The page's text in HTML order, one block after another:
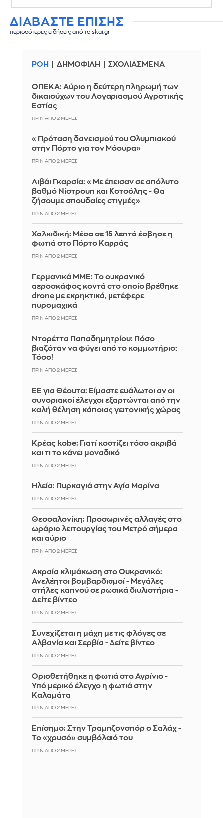
ΔΙΑΒΑΣΤΕ ΕΠΙΣΗΣ
περισσότερες ειδήσεις από το skai.gr
ΡΟΗ ΔΗΜΟΦΙΛΗ ΣΧΟΛΙΑΣΜΕΝΑ
ΟΠΕΚΑ: Αύριο η δεύτερη πληρωμή των
δικαιούχων του Λογαριασμού Αγροτικής
Εστίας
ΠΡΙΝ ΑΠΌ 2 ΜΈΡΕΣ
«Πρόταση δανεισμού του Ολυμπιακού
στην Πόρτο για τον Μόουρα»
ΠΡΙΝ ΑΠΌ 2 ΜΈΡΕΣ
Λιβάι Γκαρσία: «Με έπεισαν σε απόλυτο
βαθμό Νίστρουπ και Κοτσόλης - Θα
ζήσουμε σπουδαίες στιγμές»
ΠΡΙΝ ΑΠΌ 2 ΜΈΡΕΣ
Χαλκιδική: Μέσα σε 15 λεπτά έσβησε η
φωτιά στο Πόρτο Καρράς
ΠΡΙΝ ΑΠΌ 2 ΜΈΡΕΣ
Γερμανικά ΜΜΕ: Το ουκρανικό
αεροσκάφος κοντά στο οποίο βρέθηκε
drone με εκρηκτικά, μετέφερε
πυρομαχικά
ΠΡΙΝ ΑΠΌ 2 ΜΈΡΕΣ
Ντορέττα Παπαδημητρίου: Πόσο
βιαζόταν να φύγει από το κομμωτήριο;
Τόσο!
ΠΡΙΝ ΑΠΌ 2 ΜΈΡΕΣ
ΕΕ για Θέουτα: Είμαστε ευάλωτοι αν οι
συνοριακοί έλεγχοι εξαρτώνται από την
καλή θέληση κάποιας γειτονικής χώρας
ΠΡΙΝ ΑΠΌ 2 ΜΈΡΕΣ
Κρέας kobe: Γιατί κοστίζει τόσο ακριβά
και τι το κάνει μοναδικό
ΠΡΙΝ ΑΠΌ 2 ΜΈΡΕΣ
Ηλεία: Πυρκαγιά στην Αγία Μαρίνα
ΠΡΙΝ ΑΠΌ 2 ΜΈΡΕΣ
Θεσσαλονίκη: Προσωρινές αλλαγές στο
ωράριο λειτουργίας του Μετρό σήμερα
και αύριο
ΠΡΙΝ ΑΠΌ 2 ΜΈΡΕΣ
Ακραία κλιμάκωση στο Ουκρανικό:
Ανελέητοι βομβαρδισμοί - Μεγάλες
στήλες καπνού σε ρωσικά διυλιστήρια -
Δείτε βίντεο
ΠΡΙΝ ΑΠΌ 2 ΜΈΡΕΣ
Συνεχίζεται η μάχη με τις φλόγες σε
Αλβανία και Σερβία - Δείτε βίντεο
ΠΡΙΝ ΑΠΌ 2 ΜΈΡΕΣ
Οριοθετήθηκε η φωτιά στο Αγρίνιο -
Υπό μερικό έλεγχο η φωτιά στην
Καλαμάτα
ΠΡΙΝ ΑΠΌ 2 ΜΈΡΕΣ
Επίσημο: Στην Τραμπζονσπόρ ο Σαλάχ -
Το «χρυσό» συμβόλαιό του
ΠΡΙΝ ΑΠΌ 2 ΜΈΡΕΣ